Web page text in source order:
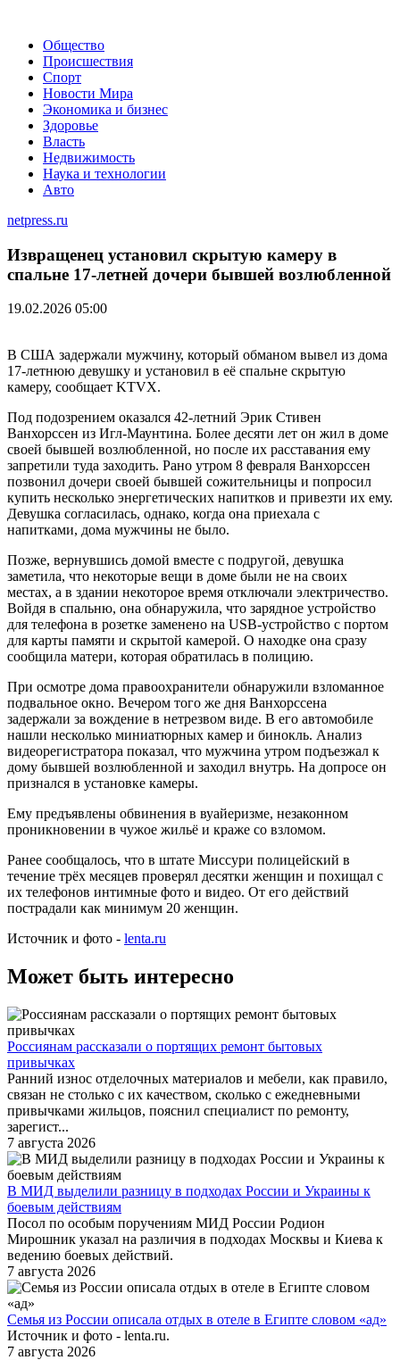
Общество
Происшествия
Спорт
Новости Мира
Экономика и бизнес
Здоровье
Власть
Недвижимость
Наука и технологии
Авто
netpress.ru
Извращенец установил скрытую камеру в
спальне 17-летней дочери бывшей возлюбленной
19.02.2026 05:00
В США задержали мужчину, который обманом вывел из дома
17-летнюю девушку и установил в её спальне скрытую
камеру, сообщает KTVX.
Под подозрением оказался 42-летний Эрик Стивен
Ванхорссен из Игл-Маунтина. Более десяти лет он жил в доме
своей бывшей возлюбленной, но после их расставания ему
запретили туда заходить. Рано утром 8 февраля Ванхорссен
позвонил дочери своей бывшей сожительницы и попросил
купить несколько энергетических напитков и привезти их ему.
Девушка согласилась, однако, когда она приехала с
напитками, дома мужчины не было.
Позже, вернувшись домой вместе с подругой, девушка
заметила, что некоторые вещи в доме были не на своих
местах, а в здании некоторое время отключали электричество.
Войдя в спальню, она обнаружила, что зарядное устройство
для телефона в розетке заменено на USB-устройство с портом
для карты памяти и скрытой камерой. О находке она сразу
сообщила матери, которая обратилась в полицию.
При осмотре дома правоохранители обнаружили взломанное
подвальное окно. Вечером того же дня Ванхорссена
задержали за вождение в нетрезвом виде. В его автомобиле
нашли несколько миниатюрных камер и бинокль. Анализ
видеорегистратора показал, что мужчина утром подъезжал к
дому бывшей возлюбленной и заходил внутрь. На допросе он
признался в установке камеры.
Ему предъявлены обвинения в вуайеризме, незаконном
проникновении в чужое жильё и краже со взломом.
Ранее сообщалось, что в штате Миссури полицейский в
течение трёх месяцев проверял десятки женщин и похищал с
их телефонов интимные фото и видео. От его действий
пострадали как минимум 20 женщин.
Источник и фото - lenta.ru
Может быть интересно
Россиянам рассказали о портящих ремонт бытовых
привычках
Ранний износ отделочных материалов и мебели, как правило,
связан не столько с их качеством, сколько с ежедневными
привычками жильцов, пояснил специалист по ремонту,
зарегист...
7 августа 2026
В МИД выделили разницу в подходах России и Украины к
боевым действиям
Посол по особым поручениям МИД России Родион
Мирошник указал на различия в подходах Москвы и Киева к
ведению боевых действий.
7 августа 2026
Семья из России описала отдых в отеле в Египте словом «ад»
Источник и фото - lenta.ru.
7 августа 2026